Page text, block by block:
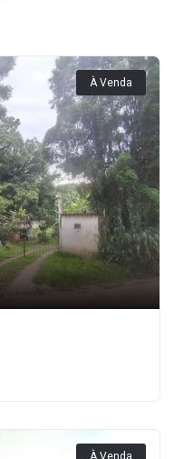
À Venda